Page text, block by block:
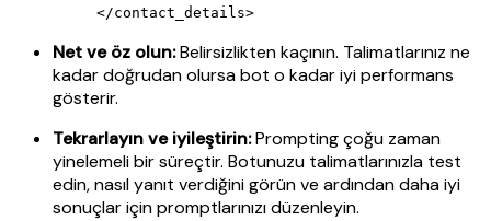
</contact_details>
Net ve öz olun:Belirsizlikten kaçının. Talimatlarınız ne
kadar doğrudan olursa bot o kadar iyi performans
gösterir.
Tekrarlayın ve iyileştirin:Prompting çoğu zaman
yinelemeli bir süreçtir. Botunuzu talimatlarınızla test
edin, nasıl yanıt verdiğini görün ve ardından daha iyi
sonuçlar için promptlarınızı düzenleyin.